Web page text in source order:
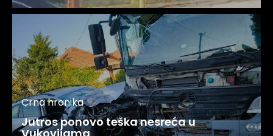
Crna hronika
Jutros ponovo teška nesreća u